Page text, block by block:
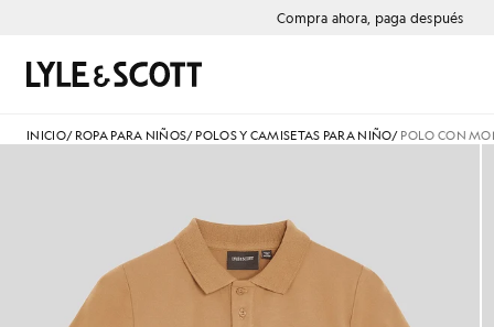
Compra ahora, paga después
Buscar
INICIO/ ROPA PARA NIÑOS/ POLOS Y CAMISETAS PARA NIÑO/ POLO CON